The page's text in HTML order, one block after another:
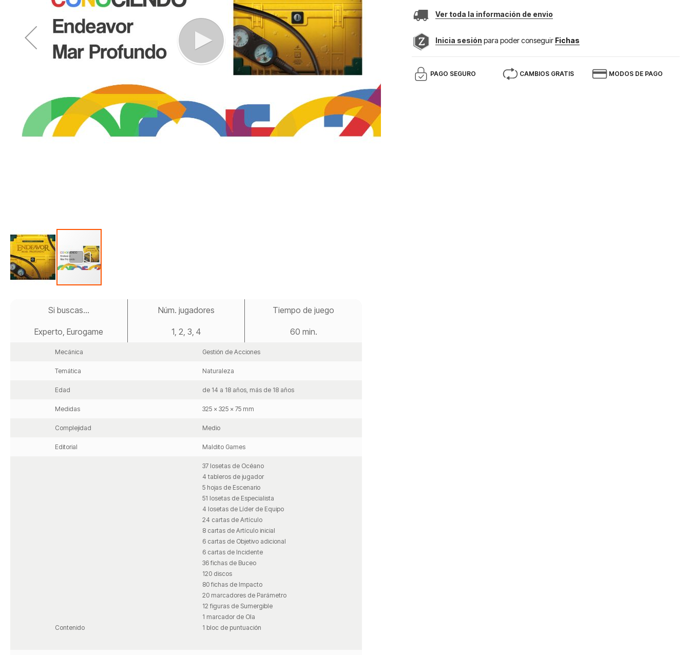
Ver toda la información de envio
Inicia sesión para poder conseguir Fichas
PAGO SEGURO CAMBIOS GRATIS MODOS DE PAGO
Si buscas...
Experto, Eurogame
Núm. jugadores
1, 2, 3, 4
Tiempo de juego
60 min.
Mecánica Gestión de Acciones
Temática Naturaleza
Edad de 14 a 18 años, más de 18 años
Medidas 325 x 325 x 75 mm
Complejidad Medio
Editorial Maldito Games
Contenido
37 losetas de Océano
4 tableros de jugador
5 hojas de Escenario
51 losetas de Especialista
4 losetas de Líder de Equipo
24 cartas de Artículo
8 cartas de Artículo inicial
6 cartas de Objetivo adicional
6 cartas de Incidente
36 fichas de Buceo
120 discos
80 fichas de Impacto
20 marcadores de Parámetro
12 figuras de Sumergible
1 marcador de Ola
1 bloc de puntuación